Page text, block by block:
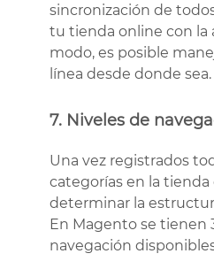
sincronización de
tu tienda online con la
modo, es posible
línea desde donde sea.
7. Niveles de
Una vez registrados
categorías en la tienda
determinar la
En Magento se tienen
navegación